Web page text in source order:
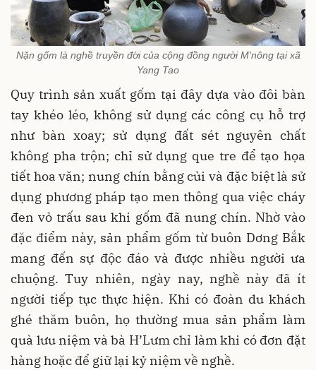
Nặn gốm là nghề truyền đời của cộng đồng người M'nông tại xã
Yang Tao
Quy trình sản xuất gốm tại đây dựa vào đôi bàn
tay khéo léo, không sử dụng các công cụ hỗ trợ
như bàn xoay; sử dụng đất sét nguyên chất
không pha trộn; chỉ sử dụng que tre để tạo họa
tiết hoa văn; nung chín bằng củi và đặc biệt là sử
dụng phương pháp tạo men thông qua việc cháy
đen vỏ trấu sau khi gốm đã nung chín. Nhờ vào
đặc điểm này, sản phẩm gốm từ buôn Dơng Bắk
mang đến sự độc đáo và được nhiều người ưa
chuộng. Tuy nhiên, ngày nay, nghề này đã ít
người tiếp tục thực hiện. Khi có đoàn du khách
ghé thăm buôn, họ thường mua sản phẩm làm
quà lưu niệm và bà H’Lưm chỉ làm khi có đơn đặt
hàng hoặc để giữ lại kỷ niệm về nghề.